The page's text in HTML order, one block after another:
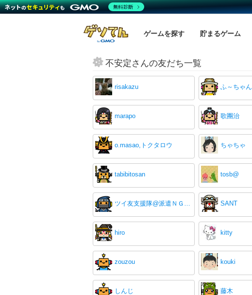
ゲームを探す 貯まるゲーム
不安定さんの友だち一覧
risakazu ふ～ちゃん
marapo 歌團治
o.masao,トクタロウ ちゃちゃ
tabibitosan tosb@
ツイ友支援隊@派遣ＮＧです。 SANT
hiro kitty
zouzou kouki
しんじ 藤木
無料診断